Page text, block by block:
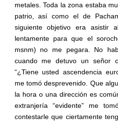
metales. Toda la zona estaba
patrio, así como el de
siguiente objetivo era asistir
lentamente para que el
msnm) no me pegara. No
cuando me detuvo un señor
“¿Tiene usted ascendencia
me tomó desprevenido. Que
la hora o una dirección es
extranjería “evidente” me
contestarle que ciertamente